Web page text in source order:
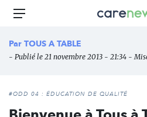
Aller
principal
Carenews,
des
Menu
Par TOUS A TABLE
- Publié le 21 novembre 2013 - 21:34 -
#ODD 04 : ÉDUCATION DE QUALITÉ